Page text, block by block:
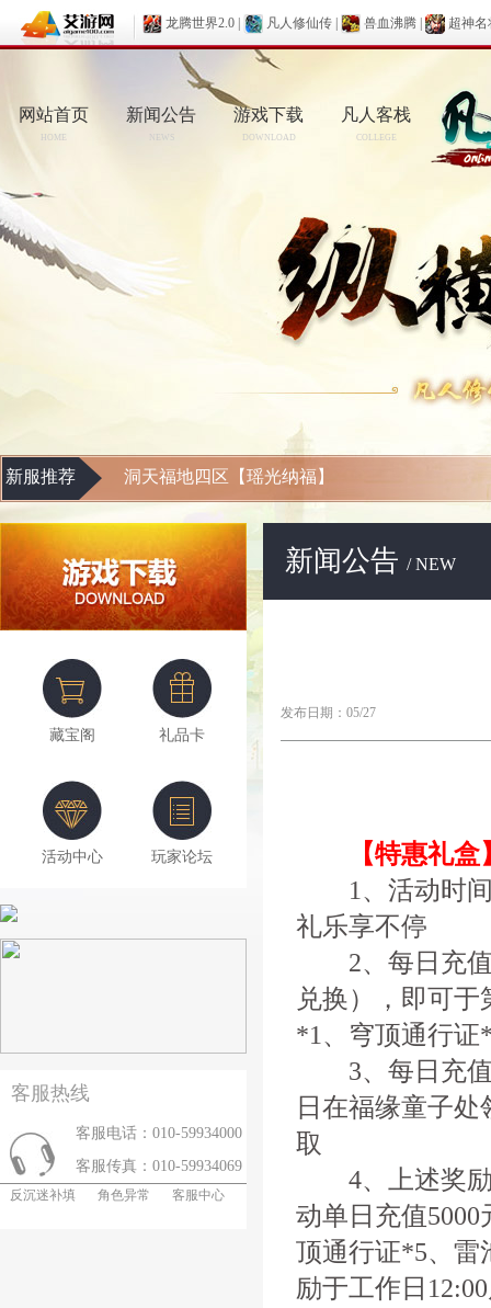
龙腾世界2.0 凡人修仙传 兽血沸腾 超神名
网站首页
HOME
新闻公告
NEWS
游戏下载
DOWNLOAD
凡人客栈
COLLEGE
新服推荐 洞天福地四区【瑶光纳福】
藏宝阁 礼品卡
活动中心 玩家论坛
客服热线
客服电话：010-59934000
客服传真：010-59934069
反沉迷补填 角色异常 客服中心
新闻公告 / NEW
发布日期：05/27
【特惠礼盒
1、活动时
礼乐享不停
2、每日充值
兑换），即可
*1、穹顶通行证
3、每日充值
日在福缘童子
取
4、上述奖励
动单日充值
顶通行证*5、雷
励于工作日